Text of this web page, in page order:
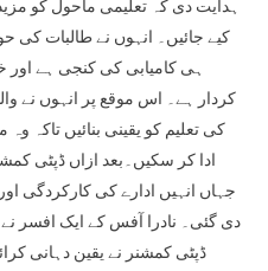
ہدایت دی کہ تعلیمی ماحول کو
کیے جائیں۔ انہوں نے طالبات کی
ہی کامیابی کی کنجی ہے اور
کردار ہے۔ اس موقع پر انہوں نے
کی تعلیم کو یقینی بنائیں تاکہ
ادا کر سکیں۔بعد ازاں ڈپٹی
جہاں انہیں ادارے کی کارکردگی
دی گئی۔ نادرا آفس کے ایک افسر
ڈپٹی کمشنر نے یقین دہانی